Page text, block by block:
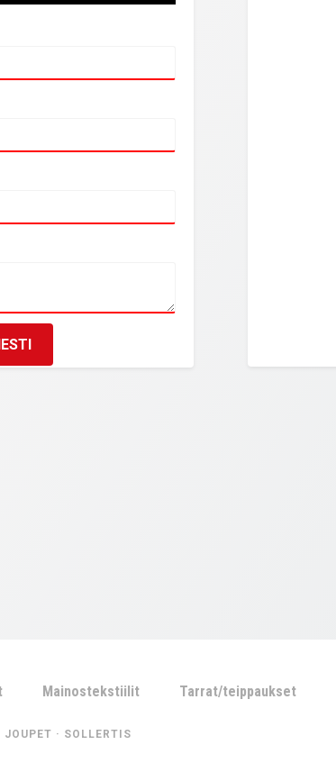
Mainostekstiilit Tarrat/teippaukset
JOUPET · SOLLERTIS